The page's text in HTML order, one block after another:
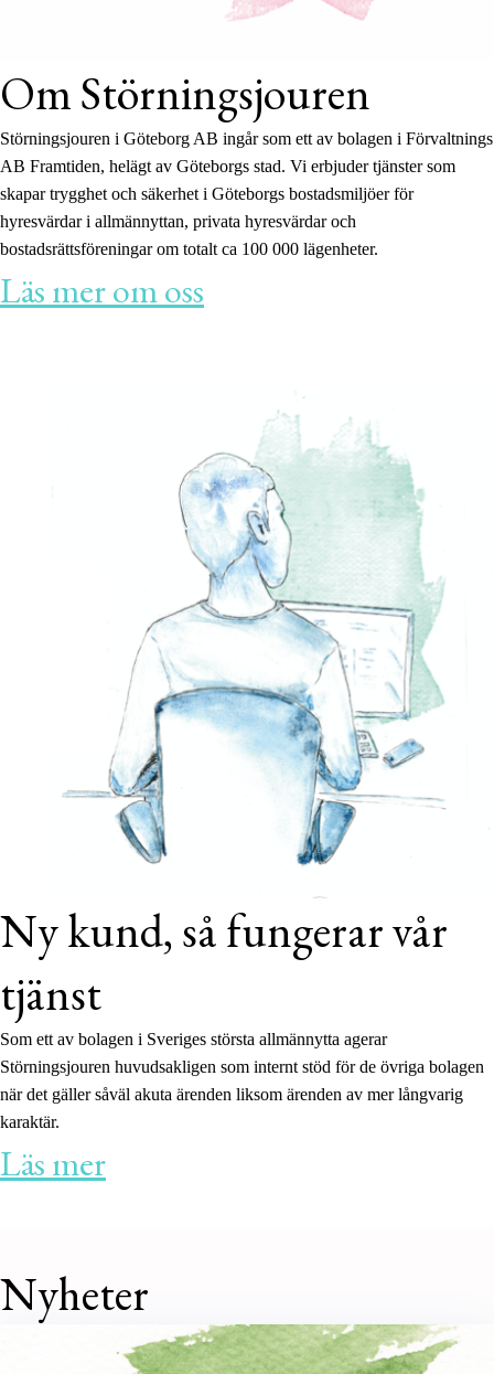
Om Störningsjouren
Störningsjouren i Göteborg AB ingår som ett av bolagen i Förvaltnings
AB Framtiden, helägt av Göteborgs stad. Vi erbjuder tjänster som
skapar trygghet och säkerhet i Göteborgs bostadsmiljöer för
hyresvärdar i allmännyttan, privata hyresvärdar och
bostadsrättsföreningar om totalt ca 100 000 lägenheter.
Läs mer om oss
Ny kund, så fungerar vår
tjänst
Som ett av bolagen i Sveriges största allmännytta agerar
Störningsjouren huvudsakligen som internt stöd för de övriga bolagen
när det gäller såväl akuta ärenden liksom ärenden av mer långvarig
karaktär.
Läs mer
Nyheter